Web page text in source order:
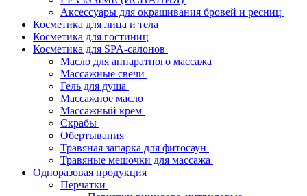
Аксессуары для окрашивания бровей и ресниц
Косметика для лица и тела
Косметика для гостиниц
Косметика для SPA-салонов
Масло для аппаратного массажа
Массажные свечи
Гель для душа
Массажное масло
Массажный крем
Скрабы
Обертывания
Травяная запарка для фитосаун
Травяные мешочки для массажа
Одноразовая продукция
Перчатки